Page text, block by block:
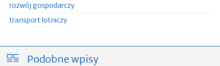
rozwój gospodarczy
transport lotniczy
Podobne wpisy